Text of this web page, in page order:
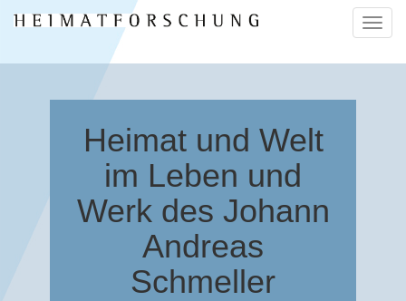
ein-/
Heimat und Welt
im Leben und
Werk des Johann
Andreas
Schmeller